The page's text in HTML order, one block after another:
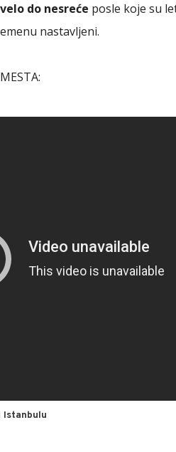
do nesreće posle koje su
nastavljeni.
Istanbulu